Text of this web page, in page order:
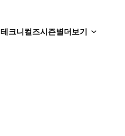
테크니컬즈시즌별더보기